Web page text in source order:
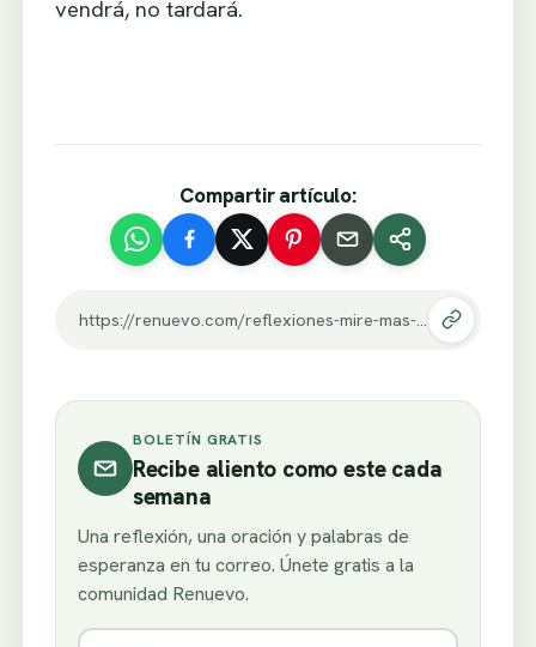
vendrá, no tardará.
Compartir artículo:
https://renuevo.com/reflexiones-mire-mas-alla.html
BOLETÍN GRATIS
Recibe aliento como este cada
semana
Una reflexión, una oración y palabras de
esperanza en tu correo. Únete gratis a la
comunidad Renuevo.
Nombre